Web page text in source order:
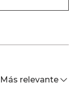
Más relevante